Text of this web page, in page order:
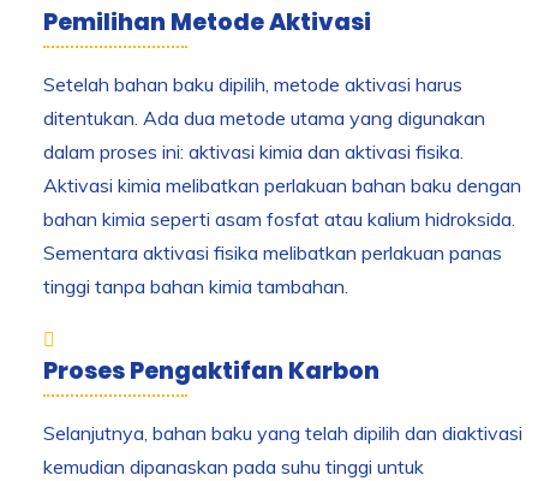
Pemilihan Metode Aktivasi
Setelah bahan baku dipilih, metode aktivasi harus
ditentukan. Ada dua metode utama yang digunakan
dalam proses ini: aktivasi kimia dan aktivasi fisika.
Aktivasi kimia melibatkan perlakuan bahan baku dengan
bahan kimia seperti asam fosfat atau kalium hidroksida.
Sementara aktivasi fisika melibatkan perlakuan panas
tinggi tanpa bahan kimia tambahan.
Proses Pengaktifan Karbon
Selanjutnya, bahan baku yang telah dipilih dan diaktivasi
kemudian dipanaskan pada suhu tinggi untuk